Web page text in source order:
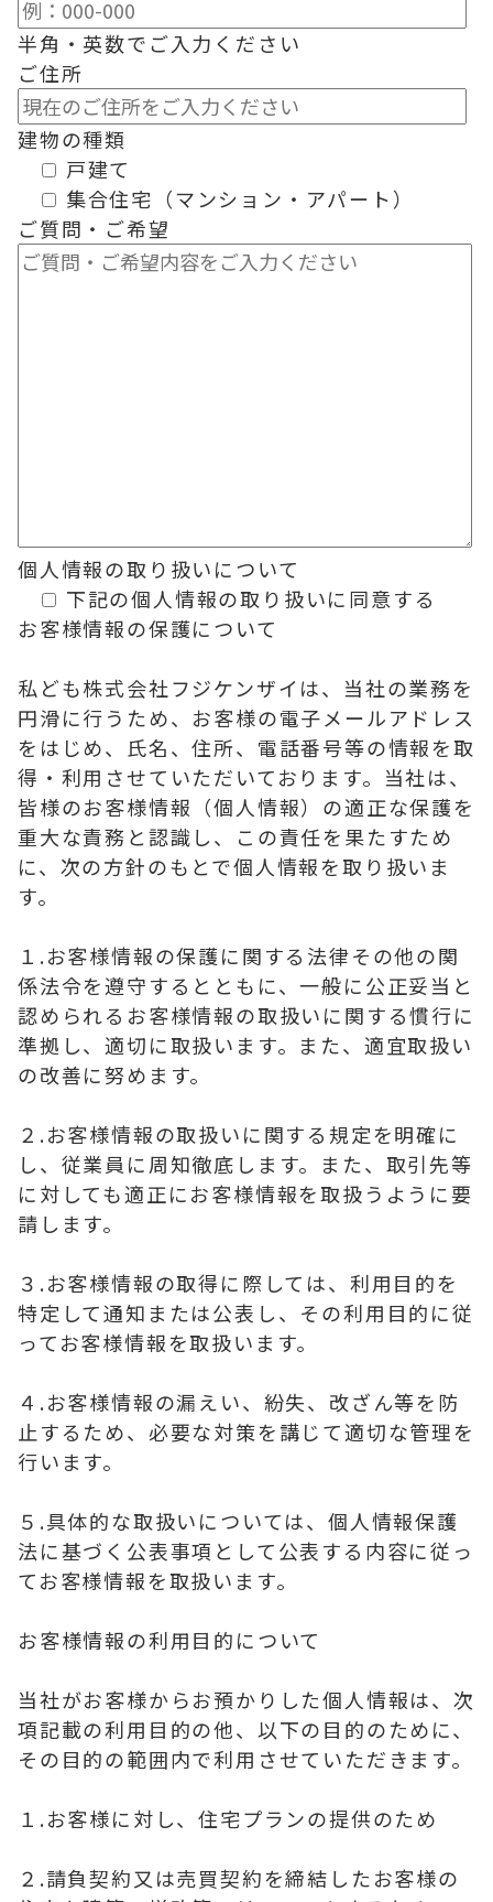
半角・英数でご入力ください
ご住所
建物の種類
戸建て
集合住宅（マンション・アパート）
ご質問・ご希望
個人情報の取り扱いについて
下記の個人情報の取り扱いに同意する
お客様情報の保護について
私ども株式会社フジケンザイは、当社の業務を
円滑に行うため、お客様の電子メールアドレス
をはじめ、氏名、住所、電話番号等の情報を取
得・利用させていただいております。当社は、
皆様のお客様情報（個人情報）の適正な保護を
重大な責務と認識し、この責任を果たすため
に、次の方針のもとで個人情報を取り扱いま
す。
１.お客様情報の保護に関する法律その他の関
係法令を遵守するとともに、一般に公正妥当と
認められるお客様情報の取扱いに関する慣行に
準拠し、適切に取扱います。また、適宜取扱い
の改善に努めます。
２.お客様情報の取扱いに関する規定を明確に
し、従業員に周知徹底します。また、取引先等
に対しても適正にお客様情報を取扱うように要
請します。
３.お客様情報の取得に際しては、利用目的を
特定して通知または公表し、その利用目的に従
ってお客様情報を取扱います。
４.お客様情報の漏えい、紛失、改ざん等を防
止するため、必要な対策を講じて適切な管理を
行います。
５.具体的な取扱いについては、個人情報保護
法に基づく公表事項として公表する内容に従っ
てお客様情報を取扱います。
お客様情報の利用目的について
当社がお客様からお預かりした個人情報は、次
項記載の利用目的の他、以下の目的のために、
その目的の範囲内で利用させていただきます。
１.お客様に対し、住宅プランの提供のため
２.請負契約又は売買契約を締結したお客様の